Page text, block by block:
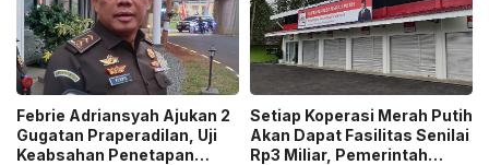
Febrie Adriansyah Ajukan 2
Gugatan Praperadilan, Uji
Keabsahan Penetapan
Setiap Koperasi Merah Putih
Akan Dapat Fasilitas Senilai
Rp3 Miliar, Pemerintah